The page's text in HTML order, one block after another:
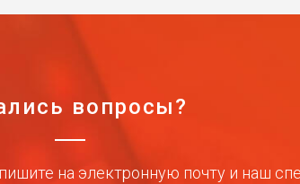
вопросы?
на электронную почту и наш